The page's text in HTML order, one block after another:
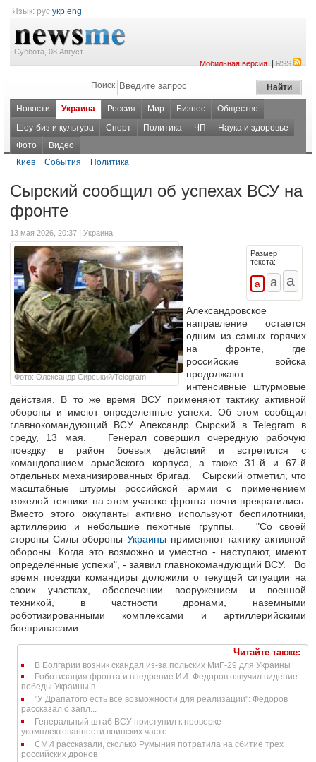
Язык: рус укр eng
Суббота, 08 Август
Мобильная версия|RSS
Поиск
Новости Украина Россия Мир Бизнес
Общество
Шоу-биз и культура
Спорт Политика ЧП
Наука и здоровье
Фото
Видео
Киев
События Политика
Сырский сообщил об успехах ВСУ на
фронте
13 мая 2026, 20:37 Украина
Фото: Олександр Сирський/Telegram
Размер
текста:
Александровское
направление остается
одним из самых горячих
на фронте, где
российские войска
продолжают
интенсивные штурмовые
действия. В то же время ВСУ применяют тактику активной
обороны и имеют определенные успехи. Об этом сообщил
главнокомандующий ВСУ Александр Сырский в Telegram в
среду, 13 мая. Генерал совершил очередную рабочую
поездку в район боевых действий и встретился с
командованием армейского корпуса, а также 31-й и 67-й
отдельных механизированных бригад. Сырский отметил, что
масштабные штурмы российской армии с применением
тяжелой техники на этом участке фронта почти прекратились.
Вместо этого оккупанты активно используют беспилотники,
артиллерию и небольшие пехотные группы. "Со своей
стороны Силы обороны Украины применяют тактику активной
обороны. Когда это возможно и уместно - наступают, имеют
определённые успехи", - заявил главнокомандующий ВСУ. Во
время поездки командиры доложили о текущей ситуации на
своих участках, обеспечении вооружением и военной
техникой, в частности дронами, наземными
роботизированными комплексами и артиллерийскими
боеприпасами.
Читайте также:
В Болгарии возник скандал из-за польских МиГ-29 для Украины
Роботизация фронта и внедрение ИИ: Федоров озвучил видение
победы Украины в...
"У Драпатого есть все возможности для реализации": Федоров
рассказал о запл...
Генеральный штаб ВСУ приступил к проверке
укомплектованности воинских часте...
СМИ рассказали, сколько Румыния потратила на сбитие трех
российских дронов